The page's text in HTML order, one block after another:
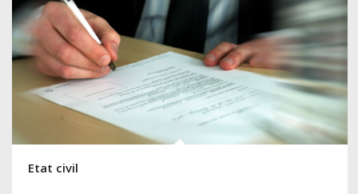
Etat civil